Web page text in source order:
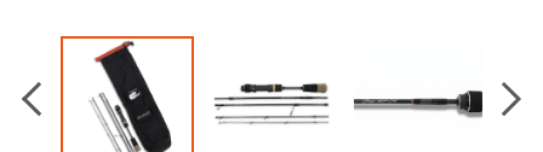
Previous
Next